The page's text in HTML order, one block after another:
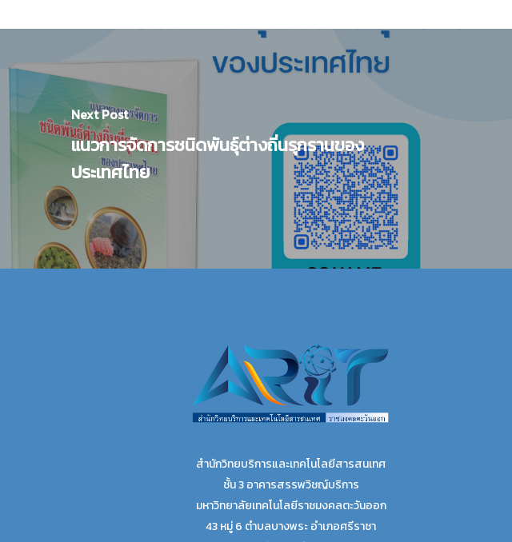
Next Post
แนวการจัดการชนิดพันธ์ุต่างถิ่นรุกรานของ
ประเทศไทย
สำนักวิทยบริการและเทคโนโลยีสารสนเทศ
ชั้น 3 อาคารสรรพวิชญ์บริการ
มหาวิทยาลัยเทคโนโลยีราชมงคลตะวันออก
43 หมู่ 6 ตำบลบางพระ อำเภอศรีราชา